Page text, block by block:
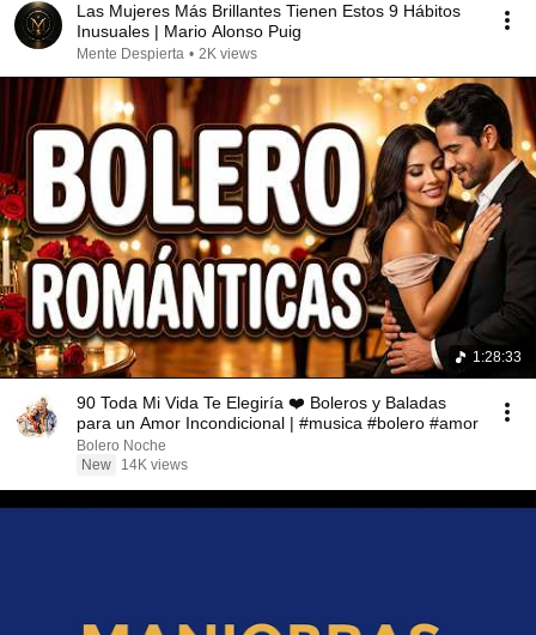
Las Mujeres Más Brillantes Tienen Estos 9 Hábitos
Inusuales | Mario Alonso Puig
Mente Despierta • 2K views
1:28:33
90 Toda Mi Vida Te Elegiría ❤️ Boleros y Baladas
para un Amor Incondicional | #musica #bolero #amor
Bolero Noche
New
14K views